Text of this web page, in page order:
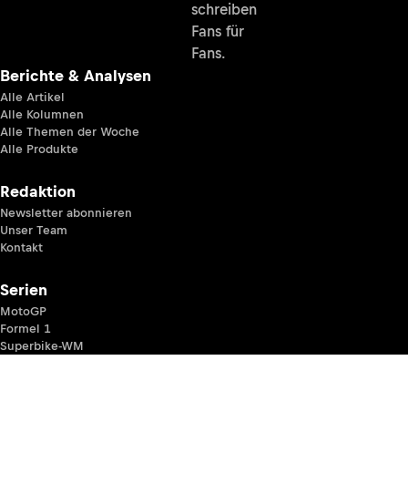
schreiben
Fans für
Fans.
Berichte & Analysen
Alle Artikel
Alle Kolumnen
Alle Themen der Woche
Alle Produkte
Redaktion
Newsletter abonnieren
Unser Team
Kontakt
Serien
MotoGP
Formel 1
Superbike-WM